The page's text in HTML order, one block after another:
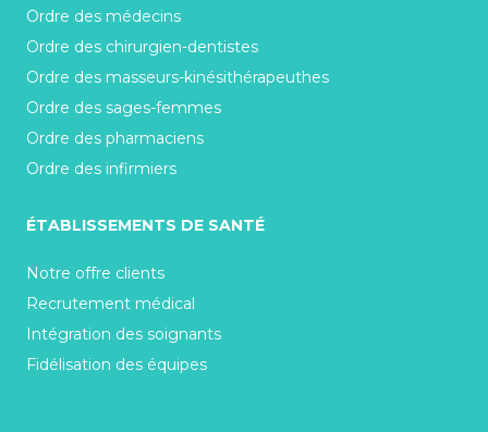
Ordre des médecins
Ordre des chirurgien-dentistes
Ordre des masseurs-kinésithérapeuthes
Ordre des sages-femmes
Ordre des pharmaciens
Ordre des infirmiers
ÉTABLISSEMENTS DE SANTÉ
Notre offre clients
Recrutement médical
Intégration des soignants
Fidélisation des équipes